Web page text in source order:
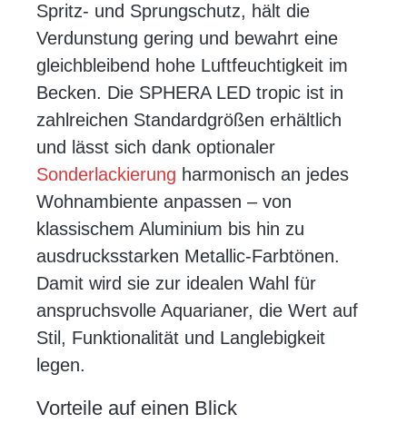
Spritz- und Sprungschutz, hält die
Verdunstung gering und bewahrt eine
gleichbleibend hohe Luftfeuchtigkeit im
Becken. Die SPHERA LED tropic ist in
zahlreichen Standardgrößen erhältlich
und lässt sich dank optionaler
Sonderlackierung harmonisch an jedes
Wohnambiente anpassen – von
klassischem Aluminium bis hin zu
ausdrucksstarken Metallic-Farbtönen.
Damit wird sie zur idealen Wahl für
anspruchsvolle Aquarianer, die Wert auf
Stil, Funktionalität und Langlebigkeit
legen.
Vorteile auf einen Blick